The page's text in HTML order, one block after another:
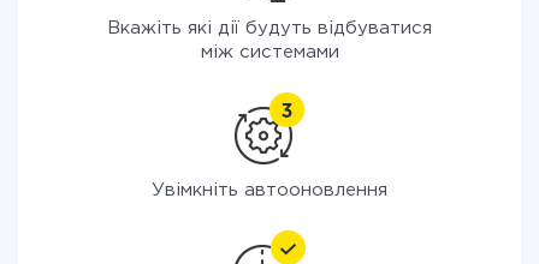
Вкажіть які дії будуть відбуватися
між системами
Увімкніть автооновлення